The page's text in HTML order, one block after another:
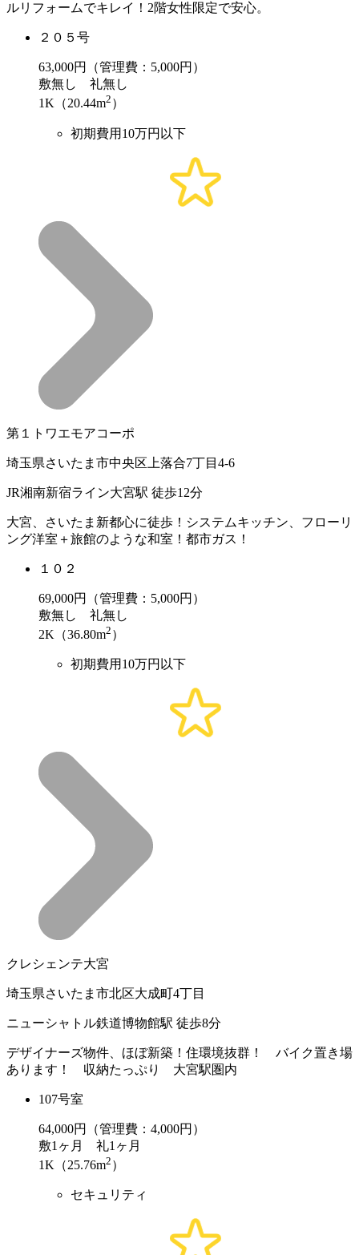
ルリフォームでキレイ！2階女性限定で安心。
２０５号
63,000円（管理費：5,000円）
敷無し 礼無し
1K（20.44m2 ）
初期費用10万円以下
第１トワエモアコーポ
埼玉県さいたま市中央区上落合7丁目4-6
JR湘南新宿ライン大宮駅 徒歩12分
大宮、さいたま新都心に徒歩！システムキッチン、フローリ
ング洋室＋旅館のような和室！都市ガス！
１０２
69,000円（管理費：5,000円）
敷無し 礼無し
2K（36.80m2 ）
初期費用10万円以下
クレシェンテ大宮
埼玉県さいたま市北区大成町4丁目
ニューシャトル鉄道博物館駅 徒歩8分
デザイナーズ物件、ほぼ新築！住環境抜群！ バイク置き場
あります！ 収納たっぷり 大宮駅圏内
107号室
64,000円（管理費：4,000円）
敷1ヶ月 礼1ヶ月
1K（25.76m2 ）
セキュリティ